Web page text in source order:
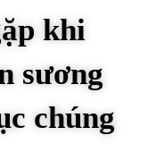
khi
sương
chúng